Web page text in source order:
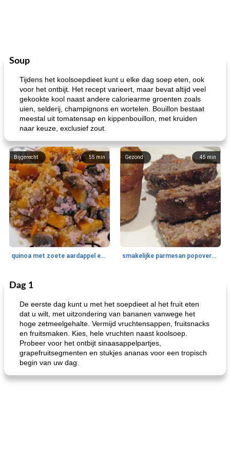
Soup
Tijdens het koolsoepdieet kunt u elke dag soep eten, ook
voor het ontbijt. Het recept varieert, maar bevat altijd veel
gekookte kool naast andere caloriearme groenten zoals
uien, selderij, champignons en wortelen. Bouillon bestaat
meestal uit tomatensap en kippenbouillon, met kruiden
naar keuze, exclusief zout.
55 min
Bijgerecht
quinoa met zoete aardappel en champignons
45min
Gezond
smakelijke parmesan popovers (gezonder!)
One Dish Meal
gemakkelijke rijst en hamburger een gerecht diner oma's griessnockerlsuppe (rund- en griesmeelknoedelsoep)
Dag 1
De eerste dag kunt u met het soepdieet al het fruit eten
dat u wilt, met uitzondering van bananen vanwege het
hoge zetmeelgehalte. Vermijd vruchtensappen, fruitsnacks
en fruitsmaken. Kies, hele vruchten naast koolsoep.
Probeer voor het ontbijt sinaasappelpartjes,
grapefruitsegmenten en stukjes ananas voor een tropisch
begin van uw dag.